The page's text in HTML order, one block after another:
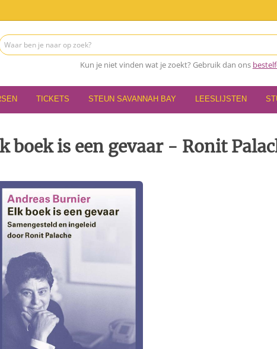
Kun je niet vinden wat je zoekt? Gebruik dan ons
TICKETS STEUN SAVANNAH BAY LEESLIJSTEN
boek is een gevaar - Ronit